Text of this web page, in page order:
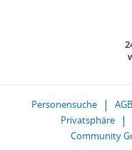
Personensuche AGB
Privatsphäre
Community